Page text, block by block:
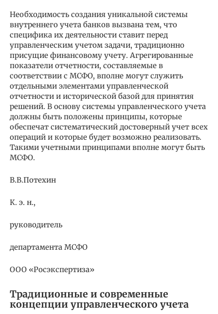
Необходимость создания уникальной системы
внутреннего учета банков вызвана тем, что
специфика их деятельности ставит перед
управленческим учетом задачи, традиционно
присущие финансовому учету. Агрегированные
показатели отчетности, составляемые в
соответствии с МСФО, вполне могут служить
отдельными элементами управленческой
отчетности и исторической базой для принятия
решений. В основу системы управленческого учета
должны быть положены принципы, которые
обеспечат систематический достоверный учет всех
операций и которые будет возможно реализовать.
Такими учетными принципами вполне могут быть
МСФО.
В.В.Потехин
К. э. н.,
руководитель
департамента МСФО
ООО «Росэкспертиза»
Традиционные и современные
концепции управленческого учета